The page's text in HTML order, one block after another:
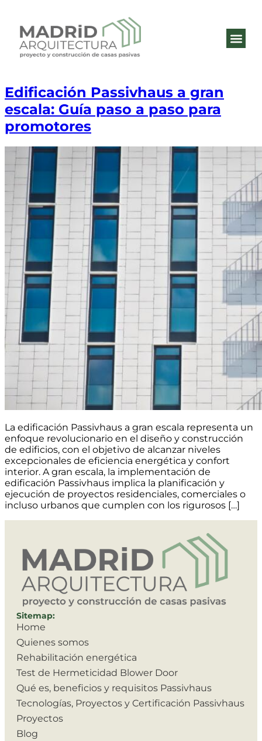
Edificación Passivhaus a gran
escala: Guía paso a paso para
promotores
La edificación Passivhaus a gran escala representa un
enfoque revolucionario en el diseño y construcción
de edificios, con el objetivo de alcanzar niveles
excepcionales de eficiencia energética y confort
interior. A gran escala, la implementación de
edificación Passivhaus implica la planificación y
ejecución de proyectos residenciales, comerciales o
incluso urbanos que cumplen con los rigurosos […]
Sitemap:
Home
Quienes somos
Rehabilitación energética
Test de Hermeticidad Blower Door
Qué es, beneficios y requisitos Passivhaus
Tecnologías, Proyectos y Certificación Passivhaus
Proyectos
Blog